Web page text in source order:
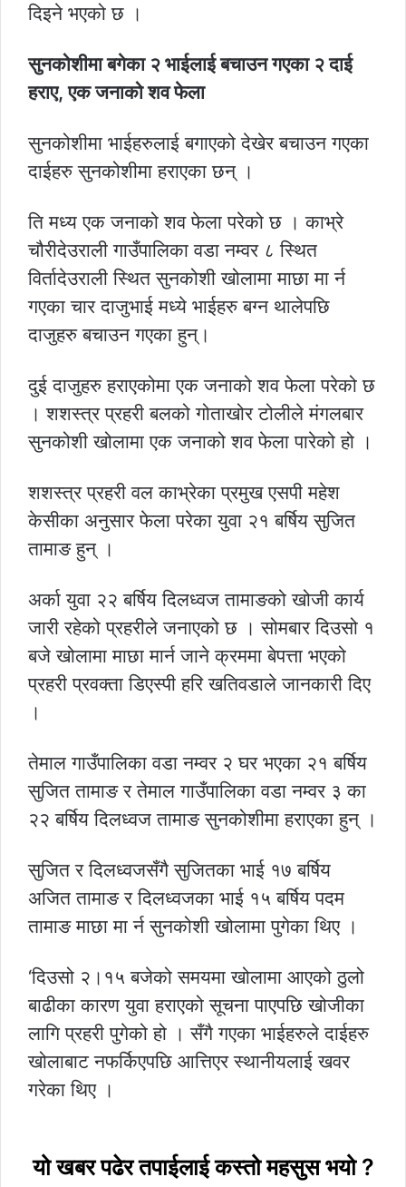
दिइने भएको छ ।
सुनकोशीमा बगेका २ भाईलाई बचाउन गएका २ दाई
हराए, एक जनाको शव फेला
सुनकोशीमा भाईहरुलाई बगाएको देखेर बचाउन गएका
दाईहरु सुनकोशीमा हराएका छन् ।
ति मध्य एक जनाको शव फेला परेको छ । काभ्रे
चौरीदेउराली गाउँपालिका वडा नम्वर ८ स्थित
विर्तादेउराली स्थित सुनकोशी खोलामा माछा मा र्न
गएका चार दाजुभाई मध्ये भाईहरु बग्न थालेपछि
दाजुहरु बचाउन गएका हुन्।
दुई दाजुहरु हराएकोमा एक जनाको शव फेला परेको छ
। शशस्त्र प्रहरी बलको गोताखोर टोलीले मंगलबार
सुनकोशी खोलामा एक जनाको शव फेला पारेको हो ।
शशस्त्र प्रहरी वल काभ्रेका प्रमुख एसपी महेश
केसीका अनुसार फेला परेका युवा २१ बर्षिय सुजित
तामाङ हुन् ।
अर्का युवा २२ बर्षिय दिलध्वज तामाङको खोजी कार्य
जारी रहेको प्रहरीले जनाएको छ । सोमबार दिउसो १
बजे खोलामा माछा मार्न जाने क्रममा बेपत्ता भएको
प्रहरी प्रवक्ता डिएस्पी हरि खतिवडाले जानकारी दिए
।
तेमाल गाउँपालिका वडा नम्वर २ घर भएका २१ बर्षिय
सुजित तामाङ र तेमाल गाउँपालिका वडा नम्वर ३ का
२२ बर्षिय दिलध्वज तामाङ सुनकोशीमा हराएका हुन् ।
सुजित र दिलध्वजसँगै सुजितका भाई १७ बर्षिय
अजित तामाङ र दिलध्वजका भाई १५ बर्षिय पदम
तामाङ माछा मा र्न सुनकोशी खोलामा पुगेका थिए ।
‘दिउसो २।१५ बजेको समयमा खोलामा आएको ठुलो
बाढीका कारण युवा हराएको सूचना पाएपछि खोजीका
लागि प्रहरी पुगेको हो । सँगै गएका भाईहरुले दाईहरु
खोलाबाट नफर्किएपछि आत्तिएर स्थानीयलाई खवर
गरेका थिए ।
यो खबर पढेर तपाईलाई कस्तो महसुस भयो ?